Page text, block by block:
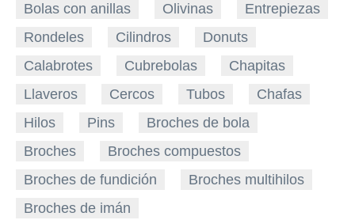
Bolas con anillas
Olivinas
Entrepiezas
Rondeles
Cilindros
Donuts
Calabrotes
Cubrebolas
Chapitas
Llaveros
Cercos Tubos
Chafas
Hilos
Pins
Broches de bola
Broches
Broches compuestos
Broches de fundición
Broches multihilos
Broches de imán